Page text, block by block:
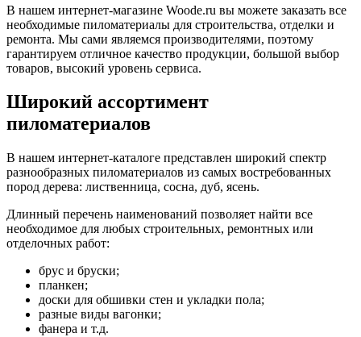
В нашем интернет-магазине Woode.ru вы можете заказать все
необходимые пиломатериалы для строительства, отделки и
ремонта. Мы сами являемся производителями, поэтому
гарантируем отличное качество продукции, большой выбор
товаров, высокий уровень сервиса.
Широкий ассортимент
пиломатериалов
В нашем интернет-каталоге представлен широкий спектр
разнообразных пиломатериалов из самых востребованных
пород дерева: лиственница, сосна, дуб, ясень.
Длинный перечень наименований позволяет найти все
необходимое для любых строительных, ремонтных или
отделочных работ:
брус и бруски;
планкен;
доски для обшивки стен и укладки пола;
разные виды вагонки;
фанера и т.д.